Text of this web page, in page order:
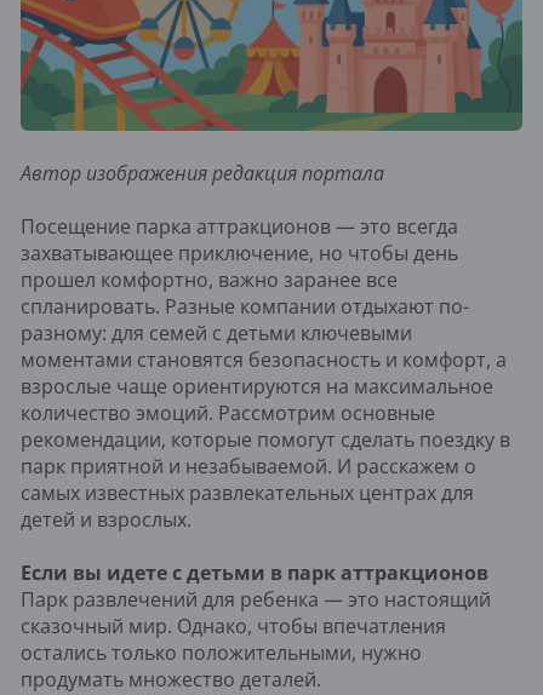
Автор изображения редакция портала
Посещение парка аттракционов — это всегда
захватывающее приключение, но чтобы день
прошел комфортно, важно заранее все
спланировать. Разные компании отдыхают по-
разному: для семей с детьми ключевыми
моментами становятся безопасность и комфорт, а
взрослые чаще ориентируются на максимальное
количество эмоций. Рассмотрим основные
рекомендации, которые помогут сделать поездку в
парк приятной и незабываемой. И расскажем о
самых известных развлекательных центрах для
детей и взрослых.
Если вы идете с детьми в парк аттракционов
Парк развлечений для ребенка — это настоящий
сказочный мир. Однако, чтобы впечатления
остались только положительными, нужно
продумать множество деталей.